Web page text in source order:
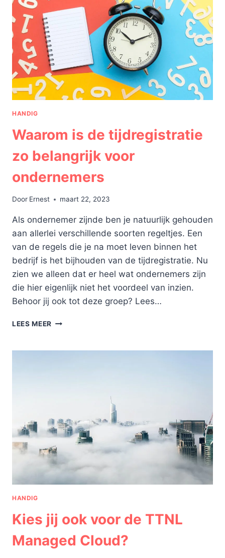
MARKT?
DE
VOLGENDE
ZAKEN.
HANDIG
Waarom is de tijdregistratie
zo belangrijk voor
ondernemers
Door Ernest maart 22, 2023
Als ondernemer zijnde ben je natuurlijk gehouden
aan allerlei verschillende soorten regeltjes. Een
van de regels die je na moet leven binnen het
bedrijf is het bijhouden van de tijdregistratie. Nu
zien we alleen dat er heel wat ondernemers zijn
die hier eigenlijk niet het voordeel van inzien.
Behoor jij ook tot deze groep? Lees…
LEES MEER WAAROM
TIJDREGISTRATIE
HANDIG
Kies jij ook voor de TTNL
Managed Cloud?